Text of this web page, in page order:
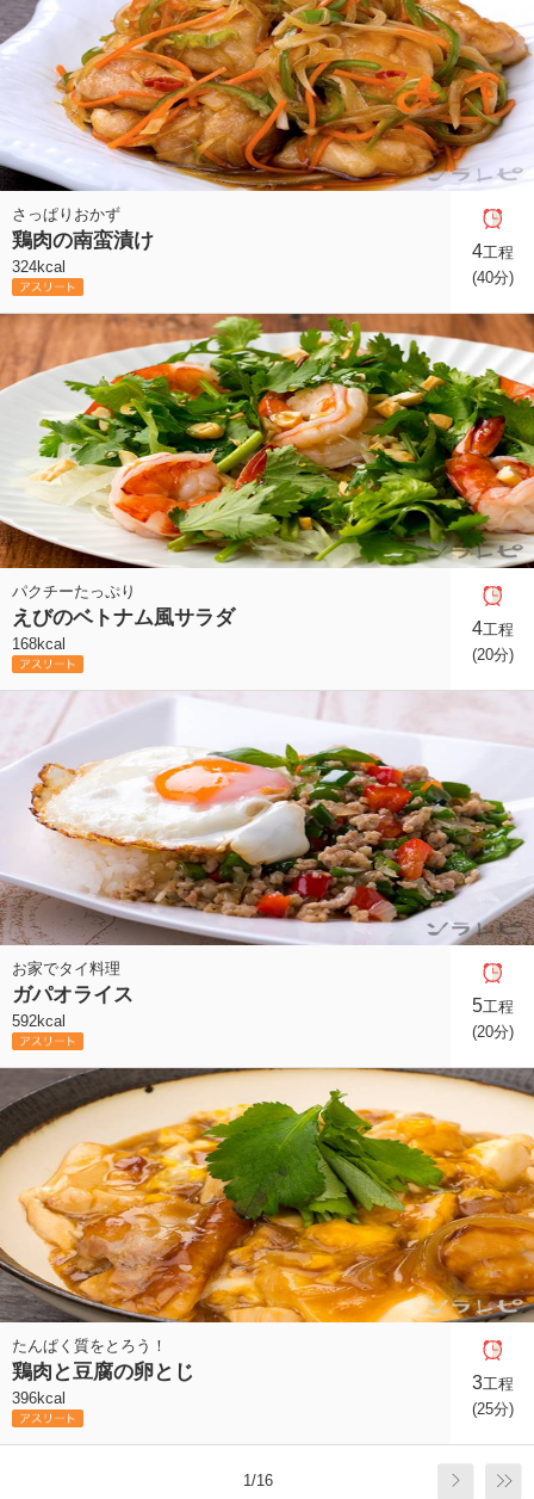
さっぱりおかず
鶏肉の南蛮漬け
324kcal
4工程
(40分)
パクチーたっぷり
えびのベトナム風サラダ
168kcal
4工程
(20分)
お家でタイ料理
ガパオライス
592kcal
5工程
(20分)
たんぱく質をとろう！
鶏肉と豆腐の卵とじ
396kcal
3工程
(25分)
1/16